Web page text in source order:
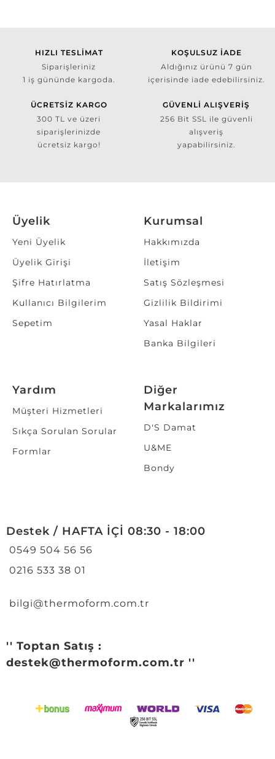
HIZLI TESLİMAT
Siparişleriniz
1 iş gününde kargoda.
KOŞULSUZ İADE
Aldığınız ürünü 7 gün
içerisinde iade edebilirsiniz.
ÜCRETSİZ KARGO
300 TL ve üzeri
siparişlerinizde
ücretsiz kargo!
GÜVENLİ ALIŞVERİŞ
256 Bit SSL ile güvenli
alışveriş
yapabilirsiniz.
Üyelik
Yeni Üyelik
Üyelik Girişi
Şifre Hatırlatma
Kullanıcı Bilgilerim
Sepetim
Kurumsal
Hakkımızda
İletişim
Satış Sözleşmesi
Gizlilik Bildirimi
Yasal Haklar
Banka Bilgileri
Yardım
Müşteri Hizmetleri
Sıkça Sorulan Sorular
Formlar
Diğer
Markalarımız
D'S Damat
U&ME
Bondy
Destek / HAFTA İÇİ 08:30 - 18:00
0549 504 56 56
0216 533 38 01
bilgi@thermoform.com.tr
'' Toptan Satış :
destek@thermoform.com.tr ''